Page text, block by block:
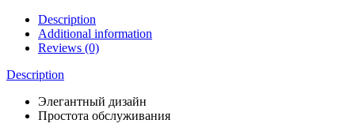
Description
Additional information
Reviews (0)
Description
Элегантный дизайн
Простота обслуживания